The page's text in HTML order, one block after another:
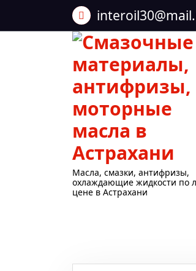
Масла, смазки, антифризы,
охлаждающие жидкости по
цене в Астрахани